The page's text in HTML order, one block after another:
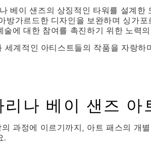
베이 샌즈의 상징적인 타워를 설계한
방가르드한 디자인을 보완하며 싱가
에 대한 참여를 촉진하기 위한 노력
세계적인 아티스트들의 작품을 자랑
리나 베이 샌즈 아
과정에 이르기까지, 아트 패스의 개
.